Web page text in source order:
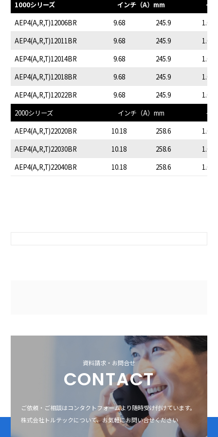
1000シリーズ インチ（A）mm
イ
AEP4(A,R,T)12006BR
9.68 245.9
1.05
AEP4(A,R,T)12011BR
9.68 245.9
1.05
AEP4(A,R,T)12014BR
9.68 245.9
1.05
AEP4(A,R,T)12018BR
9.68 245.9
1.05
AEP4(A,R,T)12022BR
9.68 245.9
1.05
2000シリーズ
インチ（A）mm
イ
AEP4(A,R,T)22020BR
10.18 258.6
1.05
AEP4(A,R,T)22030BR
10.18 258.6
1.05
AEP4(A,R,T)22040BR
10.18 258.6 1.05
資料請求・お問合せ
CONTACT
ご依頼・ご相談はコンタクトフォームより随時受け付けています。
株式会社トルテックについて、お気軽にお問い合せください